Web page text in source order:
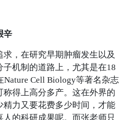
辛
，在研究早期肿瘤发生以及
机制的道路上，尤其是在18
Cell Biology等著名杂志
得上高分多产。这在外界的
精力又要花费多少时间，才能
的科研成果呢。而张老师只